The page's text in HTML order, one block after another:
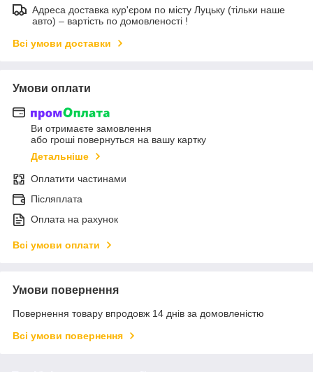
Адреса доставка кур'єром по місту Луцьку (тільки наше
авто) – вартість по домовленості !
Всі умови доставки
Умови оплати
Ви отримаєте замовлення
або гроші повернуться на вашу картку
Детальніше
Оплатити частинами
Післяплата
Оплата на рахунок
Всі умови оплати
Умови повернення
Повернення товару впродовж 14 днів за домовленістю
Всі умови повернення